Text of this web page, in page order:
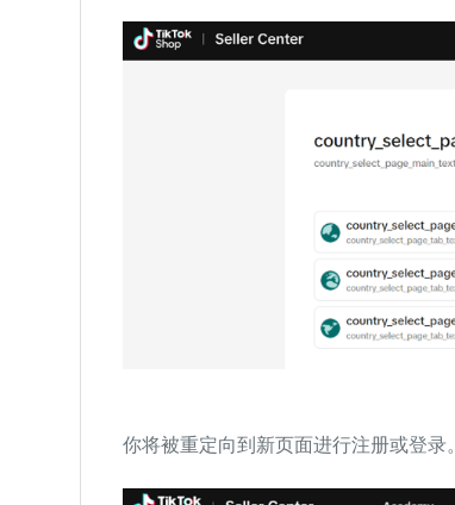
你将被重定向到新页面进行注册或登录。